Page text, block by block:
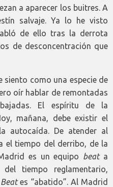
a aparecer los buitres. A
salvaje. Ya lo he visto
de ello tras la derrota
de desconcentración que
siento como una especie de
oír hablar de remontadas
El espíritu de la
mañana, debe existir el
autocaída. De atender al
el tiempo del derribo, de la
es un equipo beata
tiempo reglamentario,
Beates “abatido”. Al Madrid